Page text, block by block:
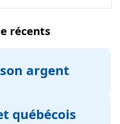
récents
argent
québécois